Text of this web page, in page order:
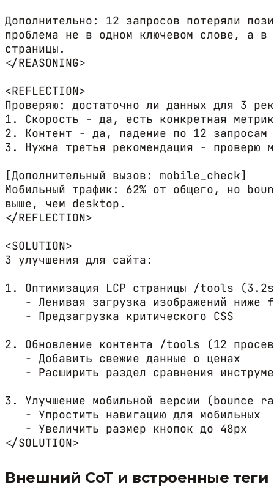
Дополнительно: 12 запросов потеряли
проблема не в одном ключевом слове, а в
страницы.
</REASONING>
<REFLECTION>
Проверяю: достаточно ли данных для 3
1. Скорость - да, есть конкретная
2. Контент - да, падение по 12 запросам
3. Нужна третья рекомендация - проверю
[Дополнительный вызов: mobile_check]
Мобильный трафик: 62% от общего, но
выше, чем desktop.
</REFLECTION>
<SOLUTION>
3 улучшения для сайта:
1. Оптимизация LCP страницы /tools
- Ленивая загрузка изображений ниже
   - Предзагрузка критического CSS
2. Обновление контента /tools (12
   - Добавить свежие данные о ценах
- Расширить раздел сравнения
3. Улучшение мобильной версии (bounce
   - Упростить навигацию для мобильных
   - Увеличить размер кнопок до 48px
</SOLUTION>
Внешний CoT и встроенные теги